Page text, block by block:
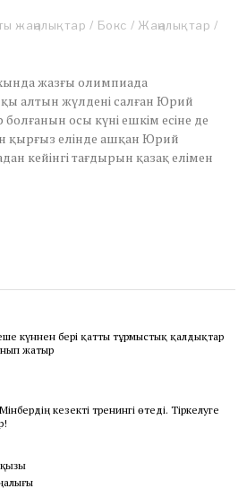
жаңалықтар / Бокс / Жаңалықтар /
жазғы олимпиада
алтын жүлдені салған Юрий
осы күні ешкім есіне де
қырғыз елінде ашқан Юрий
кейінгі тағдырын қазақ елімен
күннен бері қатты тұрмыстық қалдықтар
жатыр
кезекті тренингі өтеді. Тіркелуге